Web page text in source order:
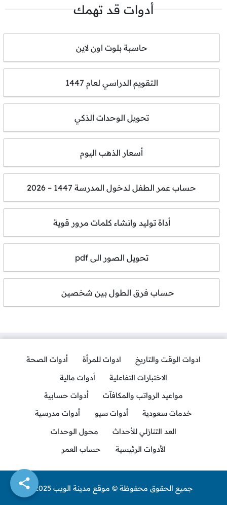
أدوات قد تهمك
حاسبة بلوت اون لاين
التقويم الدراسي لعام 1447
تحويل الوحدات الذكي
أسعار الذهب اليوم
حساب عمر الطفل لدخول المدرسة 1447 – 2026
أداة توليد وانشاء كلمات مرور قوية
تحويل الصور الى pdf
حساب فرق الطول بين شخصين
ادوات الوقت والتاريخ ادوات للمرأة
أدوات الصحة
الاختبارات التفاعلية
أدوات مالية
مواعيد الرواتب والمكافآت
أدوات حسابية
خدمات سعودية
أدوات سيو
أدوات مدرسية
العد التنازلي للأحداث
محول الوحدات
الأدوات الرئيسية
حساب العمر
جميع الحقوق محفوظة © موقع مدينة الويب 2025